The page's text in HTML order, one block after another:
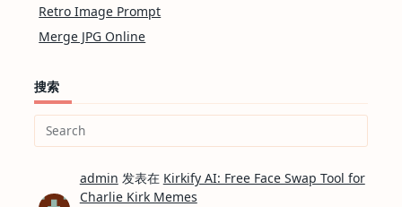
Retro Image Prompt
Merge JPG Online
搜索
Search
admin 发表在 Kirkify AI: Free Face Swap Tool for
Charlie Kirk Memes